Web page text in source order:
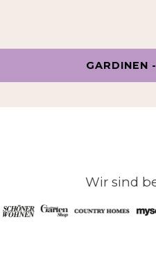
GARDINEN
Wir sind